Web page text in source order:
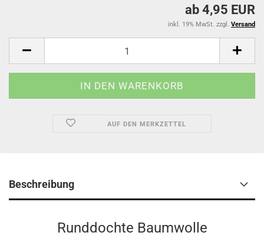
ab 4,95 EUR
inkl. 19% MwSt. zzgl. Versand
AUF DEN MERKZETTEL
Beschreibung
Runddochte Baumwolle